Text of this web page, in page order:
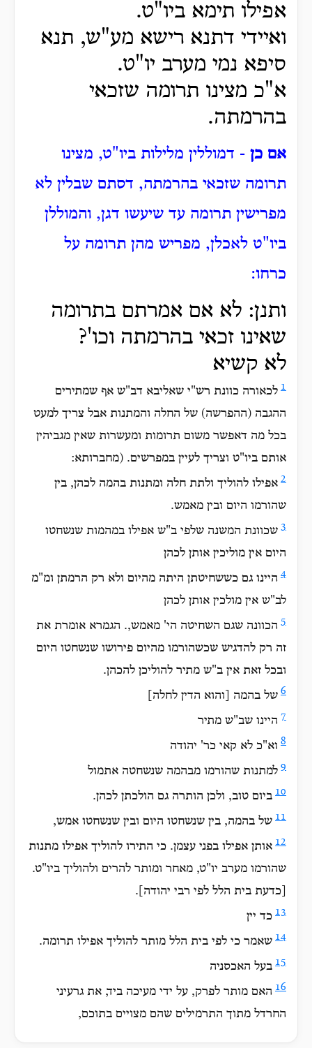
אפילו תימא ביו"ט.
ואיידי דתנא רישא מע"ש, תנא
סיפא נמי מערב יו"ט.
א"כ מצינו תרומה שזכאי
בהרמתה.
אם כן - דמוללין מלילות ביו"ט, מצינו
תרומה שזכאי בהרמתה, דסתם שבלין לא
מפרישין תרומה עד שיעשו דגן, והמוללן
ביו"ט לאכלן, מפריש מהן תרומה על
כרחו:
ותנן: לא אם אמרתם בתרומה
שאינו זכאי בהרמתה וכו'?
לא קשיא
1 לכאורה כוונת רש"י שאליבא דב"ש אף שמתירים
ההגבה (ההפרשה) של החלה והמתנות אבל צריך למעט
בכל מה דאפשר משום תרומות ומעשרות שאין מגביהין
אותם ביו"ט וצריך לעיין במפרשים. (מחברותא:
2 אפילו להוליך ולתת חלה ומתנות בהמה לכהן, בין
שהורמו היום ובין מאמש.
3 שכוונת המשנה שלפי ב"ש אפילו במהמות שנשחטו
היום אין מוליכין אותן לכהן
4 היינו גם כששחיטתן היתה מהיום ולא רק הרמתן ומ"מ
לב"ש אין מולכין אותן לכהן
5 הכוונה שגם השחיטה הי' מאמש,. הגמרא אומרת את
זה רק להדגיש שכשהורמו מהיום פירושו שנשחטו היום
ובכל זאת אין ב"ש מתיר להוליכן להכהן.
6 של בהמה [והוא הדין לחלה]
7 היינו שב"ש מתיר
8 וא"כ לא קאי כר' יהודה
9 למתנות שהורמו מבהמה שנשחטה אתמול
10 ביום טוב, ולכן הותרה גם הולכתן לכהן.
11 של בהמה, בין שנשחטו היום ובין שנשחטו אמש,
12 אותן אפילו בפני עצמן. כי התירו להוליך אפילו מתנות
שהורמו מערב יו"ט, מאחר ומותר להרים ולהוליך ביו"ט.
[כדעת בית הלל לפי רבי יהודה].
13 כד יין
14 שאמר כי לפי בית הלל מותר להוליך אפילו תרומה.
15 בעל האכסניה
16 האם מותר לפרק, על ידי מעיכה ביד, את גרעיני
החרדל מתוך התרמילים שהם מצויים בתוכם,